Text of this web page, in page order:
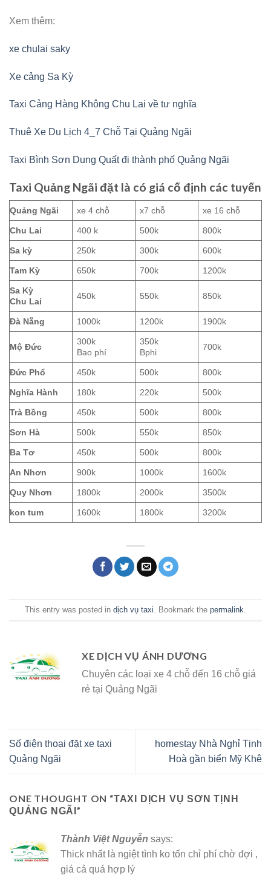
Xem thêm:
xe chulai saky
Xe cảng Sa Kỳ
Taxi Cảng Hàng Không Chu Lai về tư nghĩa
Thuê Xe Du Lịch 4_7 Chỗ Tại Quảng Ngãi
Taxi Bình Sơn Dung Quất đi thành phố Quảng Ngãi
Taxi Quảng Ngãi đặt là có giá cố định các tuyến
Quảng Ngãi xe 4 chỗ x7 chỗ xe 16 chỗ
Chu Lai 400 k 500k 800k
Sa kỳ 250k 300k 600k
Tam Kỳ 650k 700k 1200k
Sa Kỳ
Chu Lai
450k 550k 850k
Đà Nẵng 1000k 1200k 1900k
Mộ Đức
300k
Bao phí
350k
Bphi
700k
Đức Phổ 450k 500k 800k
Nghĩa Hành 180k 220k 500k
Trà Bồng 450k 500k 800k
Sơn Hà 500k 550k 850k
Ba Tơ 450k 500k 800k
An Nhơn 900k 1000k 1600k
Quy Nhơn 1800k 2000k 3500k
kon tum 1600k 1800k 3200k
This entry was posted in dịch vụ taxi . Bookmark the permalink
XE DỊCH VỤ ÁNH DƯƠNG
Chuyên các loại xe 4 chỗ đến 16 chỗ giá
rẻ tại Quảng Ngãi
Số điện thoại đặt xe taxi
Quảng Ngãi
homestay Nhà Nghỉ Tịnh
Hoà gần biển Mỹ Khê
ONE THOUGHT ON “TAXI DỊCH VỤ SƠN TỊNH
QUẢNG NGÃI”
Thành Việt Nguyễn says:
Thick nhất là ngiệt tình ko tốn chỉ phí chờ đợi ,
giá cả quá hợp lý